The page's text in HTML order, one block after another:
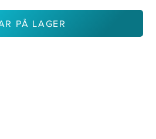
PÅ LAGER